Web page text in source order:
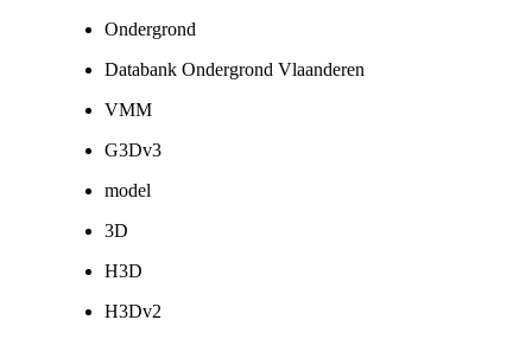
Ondergrond
Databank Ondergrond Vlaanderen
VMM
G3Dv3
model
3D
H3D
H3Dv2